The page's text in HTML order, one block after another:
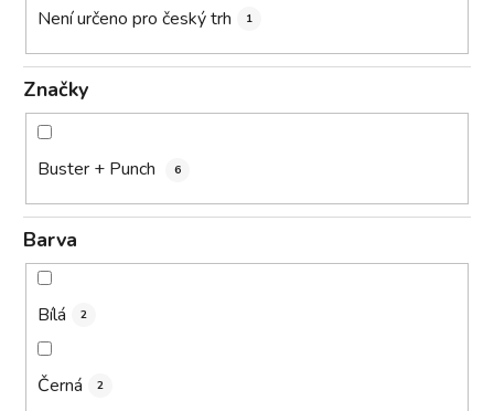
Není určeno pro český trh 1
Značky
Buster + Punch 6
Barva
Bílá 2
Černá 2